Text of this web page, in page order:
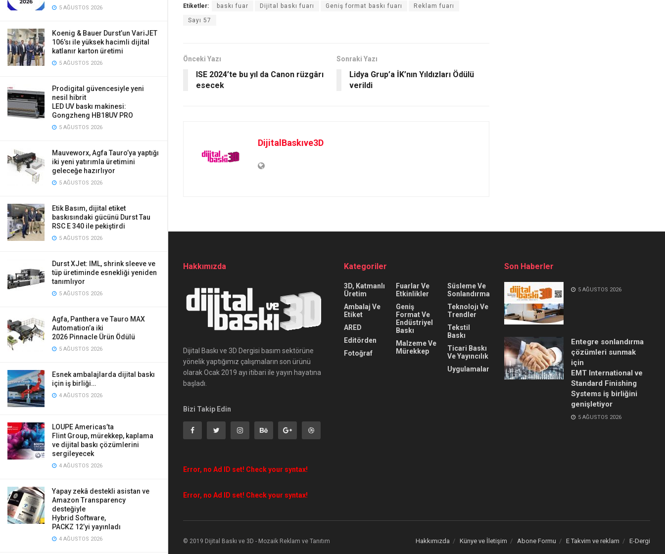
5 AĞUSTOS 2026
Koenig & Bauer Durst’un VariJET
106’sı ile yüksek hacimli dijital
katlanır karton üretimi
5 AĞUSTOS 2026
Prodigital güvencesiyle yeni
nesil hibrit
LED UV baskı makinesi:
Gongzheng HB18UV PRO
5 AĞUSTOS 2026
Mauveworx, Agfa Tauro’ya yaptığı
iki yeni yatırımla üretimini
geleceğe hazırlıyor
5 AĞUSTOS 2026
Etik Basım, dijital etiket
baskısındaki gücünü Durst Tau
RSC E 340 ile pekiştirdi
5 AĞUSTOS 2026
Durst XJet: IML, shrink sleeve ve
tüp üretiminde esnekliği yeniden
tanımlıyor
5 AĞUSTOS 2026
Agfa, Panthera ve Tauro MAX
Automation’a iki
2026 Pinnacle Ürün Ödülü
5 AĞUSTOS 2026
Esnek ambalajlarda dijital baskı
için iş birliği…
4 AĞUSTOS 2026
LOUPE Americas’ta
Flint Group, mürekkep, kaplama
ve dijital baskı çözümlerini
sergileyecek
4 AĞUSTOS 2026
Yapay zekâ destekli asistan ve
Amazon Transparency
desteğiyle
Hybrid Software,
PACKZ 12’yi yayınladı
4 AĞUSTOS 2026
Etiketler: baskı fuar Dijital baskı fuarı Geniş format baskı fuarı Reklam fuarı
Sayı 57
Önceki Yazı
ISE 2024’te bu yıl da Canon rüzgârı
esecek
Sonraki Yazı
Lidya Grup’a İK’nın Yıldızları Ödülü
verildi
DijitalBaskıve3D
Hakkımızda
Dijital Baskı ve 3D Dergisi basım sektörüne
yönelik yaptığımız çalışmaların son ürünü
olarak Ocak 2019 ayı itibari ile yayın hayatına
başladı.
Bizi Takip Edin
Error, no Ad ID set! Check your syntax!
Error, no Ad ID set! Check your syntax!
Kategoriler
3D, Katmanlı
Üretim
Ambalaj Ve
Etiket
ARED
Editörden
Fotoğraf
Fuarlar Ve
Etkinlikler
Geniş
Format Ve
Endüstriyel
Baskı
Malzeme Ve
Mürekkep
Süsleme Ve
Sonlandırma
Teknolojı Ve
Trendler
Tekstil
Baskı
Ticari Baskı
Ve Yayıncılık
Uygulamalar
Son Haberler
5 AĞUSTOS 2026
Entegre sonlandırma
çözümleri sunmak
için
EMT International ve
Standard Finishing
Systems iş birliğini
genişletiyor
5 AĞUSTOS 2026
Hakkımızda Künye ve İletişim Abone Formu E Takvim ve reklam E-Dergi
© 2019 Dijital Baskı ve 3D - Mozaik Reklam ve Tanıtım